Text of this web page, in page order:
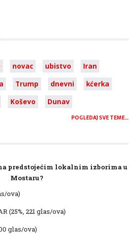
novac ubistvo
Iran
Trump dnevni
kćerka
Koševo Dunav
POGLEDAJ SVE TEME…
predstojećim lokalnim izborima u
Mostaru?
ova)
(25%, 221 glas/ova)
glas/ova)